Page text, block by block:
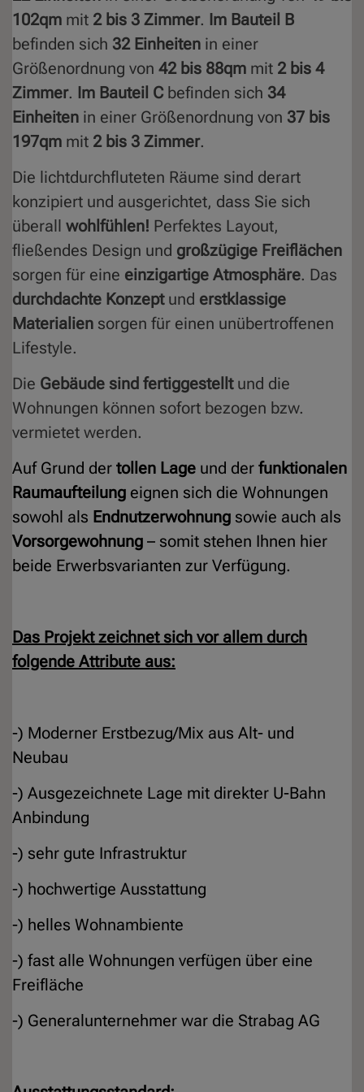
102qm mit 2 bis 3 Zimmer. Im Bauteil B
befinden sich 32 Einheiten in einer
Größenordnung von 42 bis 88qm mit 2 bis 4
Zimmer. Im Bauteil C befinden sich 34
Einheiten in einer Größenordnung von 37 bis
197qm mit 2 bis 3 Zimmer.
Die lichtdurchfluteten Räume sind derart
konzipiert und ausgerichtet, dass Sie sich
überall wohlfühlen! Perfektes Layout,
fließendes Design und großzügige Freiflächen
sorgen für eine einzigartige Atmosphäre. Das
durchdachte Konzept und erstklassige
Materialien sorgen für einen unübertroffenen
Lifestyle.
Die Gebäude sind fertiggestelltund die
Wohnungen können sofort bezogen bzw.
vermietet werden.
Auf Grund der tollen Lage und der funktionalen
Raumaufteilung eignen sich die Wohnungen
sowohl als Endnutzerwohnung sowie auch als
Vorsorgewohnung – somit stehen Ihnen hier
beide Erwerbsvarianten zur Verfügung.
Das Projekt zeichnet sich vor allem durch
folgende Attribute aus:
-) Moderner Erstbezug/Mix aus Alt- und
Neubau
-) Ausgezeichnete Lage mit direkter U-Bahn
Anbindung
-) sehr gute Infrastruktur
-) hochwertige Ausstattung
-) helles Wohnambiente
-) fast alle Wohnungen verfügen über eine
Freifläche
-) Generalunternehmer war die Strabag AG